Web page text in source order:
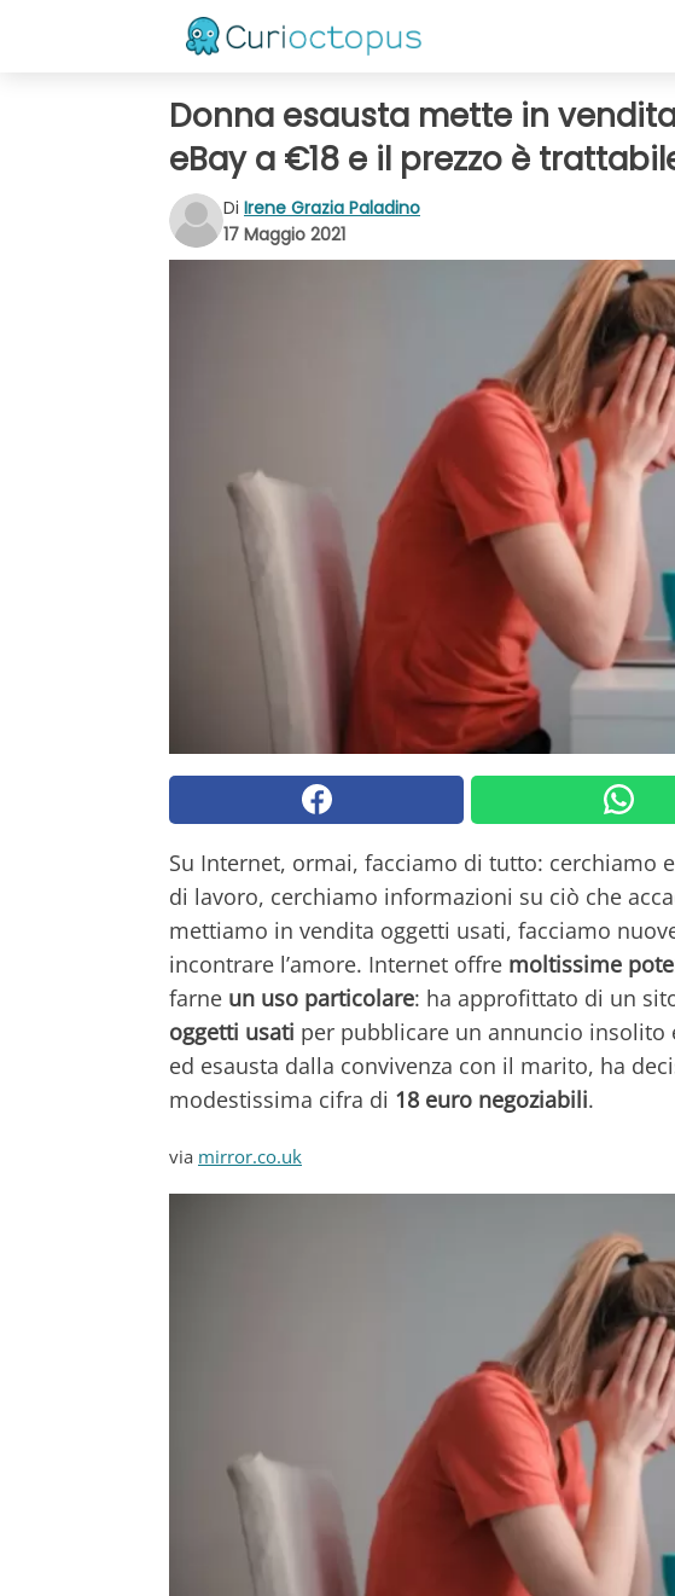
Donna esausta mette in
eBay a €18 e il prezzo è
Di Irene Grazia Paladino
17 Maggio 2021
Su Internet, ormai, facciamo di tutto: cerchiamo
di lavoro, cerchiamo informazioni su ciò che
mettiamo in vendita oggetti usati, facciamo
incontrare l’amore. Internet offre moltissime
farne un uso particolare: ha approfittato di un
oggetti usati per pubblicare un annuncio insolito
ed esausta dalla convivenza con il marito, ha
modestissima cifra di 18 euro negoziabili.
via mirror.co.uk